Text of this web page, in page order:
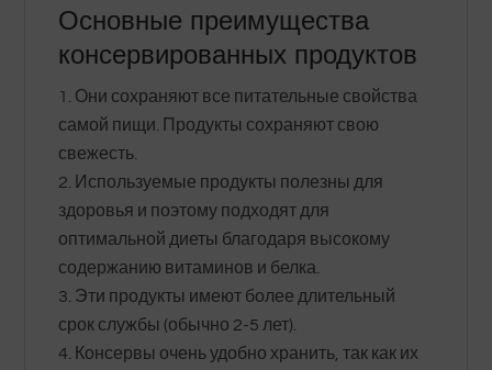
Основные преимущества
консервированных продуктов
Они сохраняют все питательные свойства
самой пищи. Продукты сохраняют свою
свежесть.
Используемые продукты полезны для
здоровья и поэтому подходят для
оптимальной диеты благодаря высокому
содержанию витаминов и белка.
Эти продукты имеют более длительный
срок службы (обычно 2-5 лет).
Консервы очень удобно хранить, так как их